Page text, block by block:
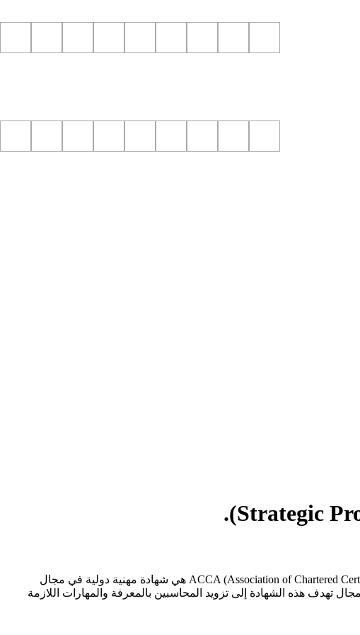
شهادة الزمالة البريطانيه(ACCA (Association of Chartered Certified Accountants ماهي شهادة ACCA ؟ شهادة ACCA (Association of Chartered Certified Accountants) هي شهادة مهنية دولية في مجال
تهدف هذه الشهادة إلى تزويد المحاسبين بالمعرفة والمهارات اللازمة